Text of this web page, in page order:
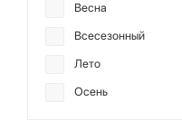
AKHMADULLINA
F | ABLE
KRAKATAU
Весна
Всесезонный
Лето
Осень